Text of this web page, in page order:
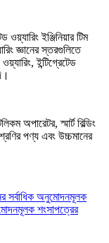
ইঞ্জিনিয়ার টিম
জ্ঞানের স্তরগুলিতে
ইন্টিগ্রেটেড
অপারেটর, স্মার্ট বিল্ডিং
পণ্য এবং উচ্চমানের
সর্বাধিক অনুমোদনমূলক
শংসাপত্রের